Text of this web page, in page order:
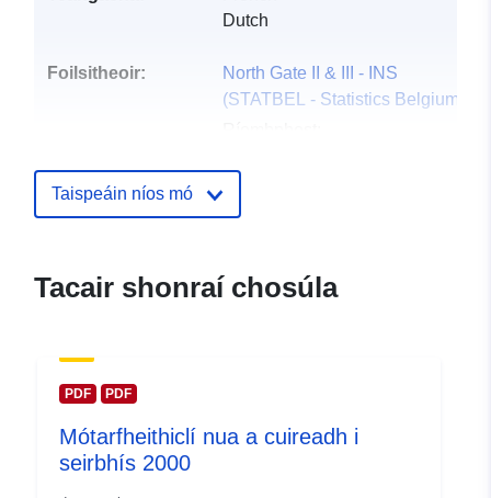
Dutch
Foilsitheoir:
North Gate II & III - INS
(STATBEL - Statistics Belgium)
https://statbel.fgov.be/
Statistik - Statistics Belgium)
https://statbel.fgov.be/de
Taispeáin níos mó
Tacair shonraí chosúla
PDF PDF
Mótarfheithiclí nua a cuireadh i
seirbhís 2000